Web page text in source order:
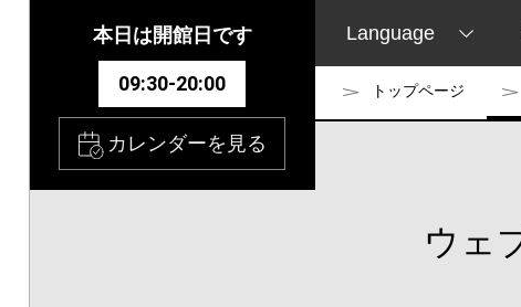
本日は開館日です
09:30-20:00
カレンダーを見る
Language
トップページ
ウェ